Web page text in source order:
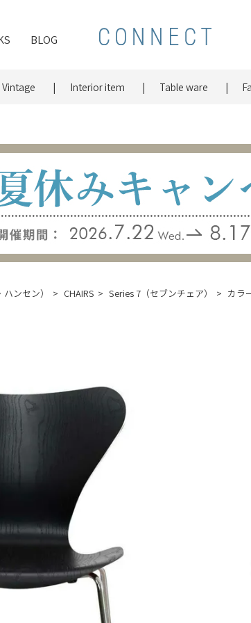
BLOG
Vintage Interior item Table ware
ンセン） CHAIRS Series 7（セブンチェア） カラ